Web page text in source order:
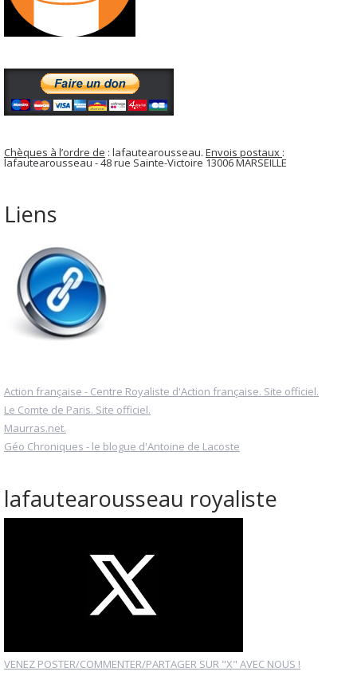
Chèques à l’ordre de : lafautearousseau. Envois postaux :
lafautearousseau - 48 rue Sainte-Victoire 13006 MARSEILLE
Liens
Action française - Centre Royaliste d'Action française. Site officiel.
Le Comte de Paris. Site officiel.
Maurras.net.
Géo Chroniques - le blogue d'Antoine de Lacoste
lafautearousseau royaliste
VENEZ POSTER/COMMENTER/PARTAGER SUR "X" AVEC NOUS !